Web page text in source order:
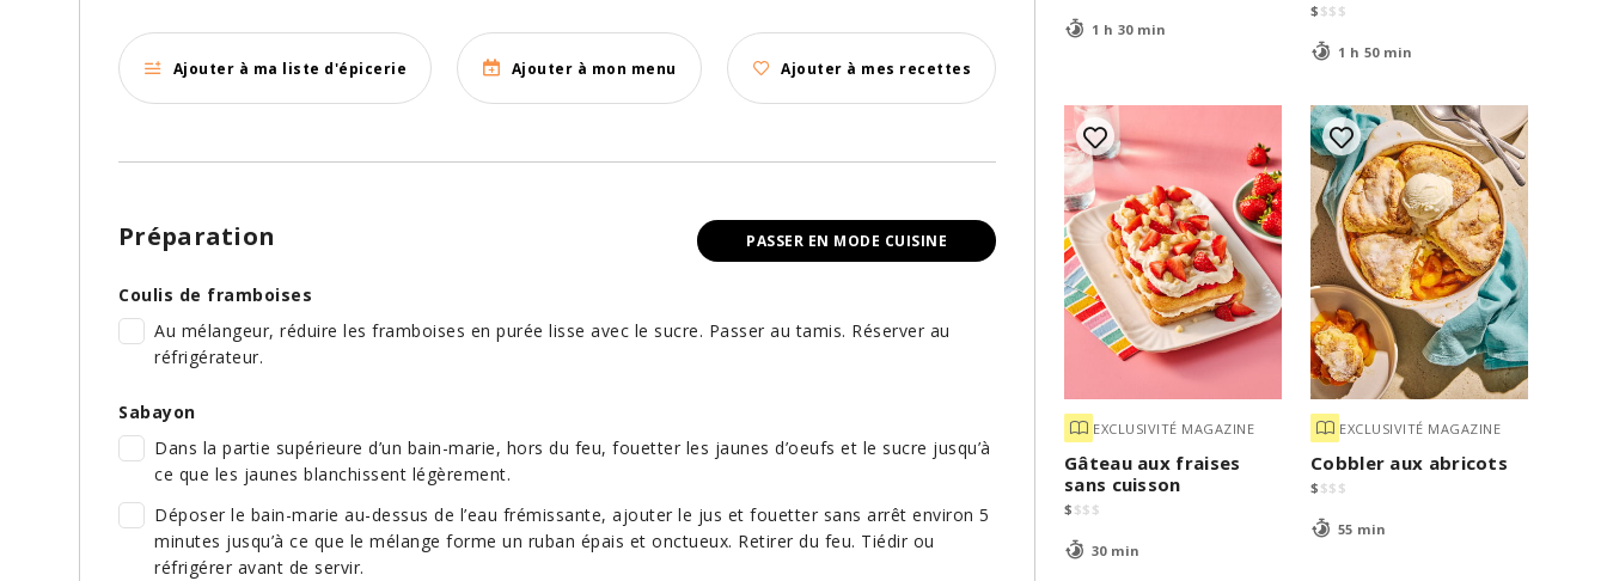
1 h 30 min
$ $$ $
1 h 50 min
EXCLUSIVITÉ MAGAZINE
Gâteau aux fraises
sans cuisson
$ $$ $
30 min
EXCLUSIVITÉ MAGAZINE
Cobbler aux abricots
$ $$ $
55 min
Ajouter à ma liste d'épicerie Ajouter à mon menu Ajouter à mes recettes
PASSER EN MODE CUISINE
Préparation
Coulis de framboises
Au mélangeur, réduire les framboises en purée lisse avec le sucre. Passer au tamis. Réserver au
réfrigérateur.
Sabayon
Dans la partie supérieure d’un bain-marie, hors du feu, fouetter les jaunes d’oeufs et le sucre jusqu’à
ce que les jaunes blanchissent légèrement.
Déposer le bain-marie au-dessus de l’eau frémissante, ajouter le jus et fouetter sans arrêt environ 5
minutes jusqu’à ce que le mélange forme un ruban épais et onctueux. Retirer du feu. Tiédir ou
réfrigérer avant de servir.